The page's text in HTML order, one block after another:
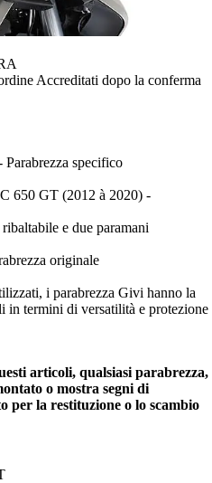
Accreditati dopo la conferma
Parabrezza specifico
650 GT (2012 à 2020) -
e due paramani
originale
i parabrezza Givi hanno la
in termini di versatilità e protezione
articoli, qualsiasi parabrezza,
o mostra segni di
per la restituzione o lo scambio